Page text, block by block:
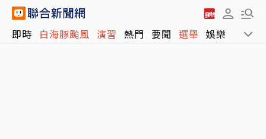
即時 白海豚颱風 演習 熱門 要聞 選舉 娛樂 運動